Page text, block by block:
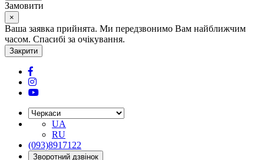
Замовити
×
Ваша заявка прийнята. Ми передзвонимо Вам найближчим
часом. Спасибі за очікування.
Закрити
UA
RU
(093)8917122
Зворотний дзвінок